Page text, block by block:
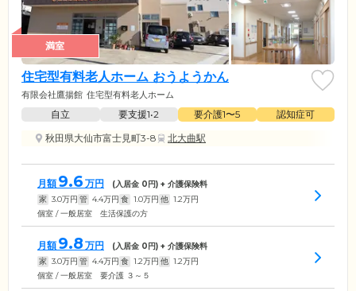
満室
住宅型有料老人ホーム おうようかん
有限会社鷹揚館 住宅型有料老人ホーム
自立 要支援1•2 要介護1〜5
認知症可
秋田県大仙市富士見町3-8
北大曲駅
月額 9.6 万円 (入居金 0円) + 介護保険料
家 3.0万円 管 4.4万円 食 1.0万円 他 1.2万円
個室 / 一般居室 生活保護の方
月額 9.8 万円 (入居金 0円) + 介護保険料
家 3.0万円 管 4.4万円 食 1.2万円 他 1.2万円
個室 / 一般居室 要介護 ３～５